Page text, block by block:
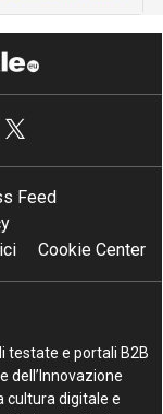
Feed
Cookie Center
testate e portali B2B
dell’Innovazione
cultura digitale e